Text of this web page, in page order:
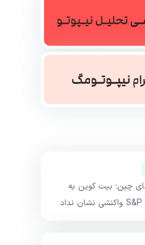
چین؛ بیت کوین به